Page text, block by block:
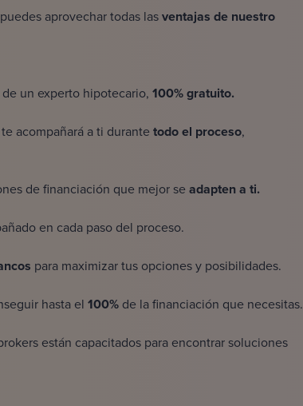
aprovechar todas lasventajas de nuestro
un experto hipotecario, 100% gratuito.
acompañará a ti durante todo el proceso,
de financiación que mejor se adapten a ti.
en cada paso del proceso.
para maximizar tus opciones y posibilidades.
hasta el 100% de la financiación que necesitas.
están capacitados para encontrar soluciones